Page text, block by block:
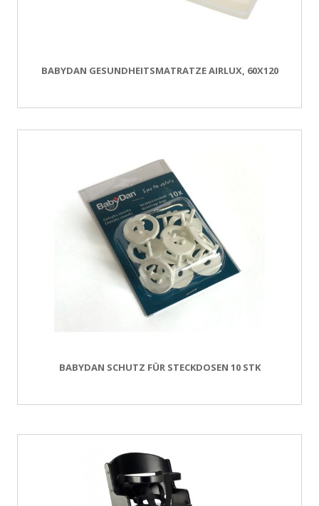
BABYDAN GESUNDHEITSMATRATZE AIRLUX, 60X120
BABYDAN SCHUTZ FÜR STECKDOSEN 10 STK